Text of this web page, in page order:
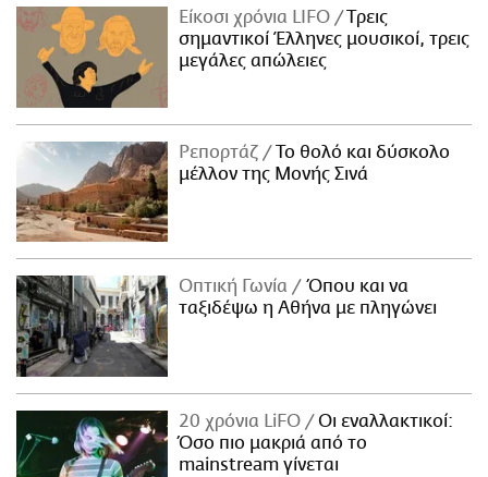
Είκοσι χρόνια LIFO
Tρεις
σημαντικοί Έλληνες μουσικοί, τρεις
μεγάλες απώλειες
Ρεπορτάζ
Το θολό και δύσκολο
μέλλον της Μονής Σινά
Οπτική Γωνία
Όπου και να
ταξιδέψω η Αθήνα με πληγώνει
20 χρόνια LiFO
Οι εναλλακτικοί:
Όσο πιο μακριά από το
mainstream γίνεται